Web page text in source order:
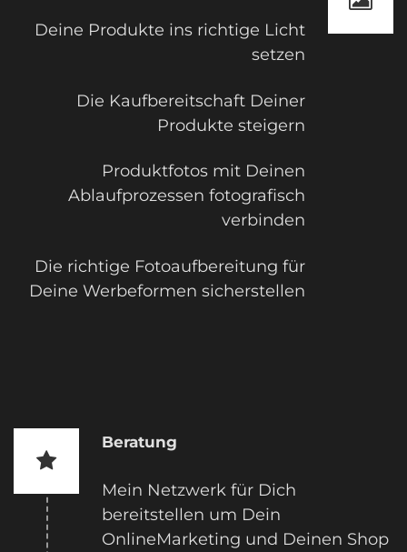
Deine Produkte ins richtige Licht
setzen
Die Kaufbereitschaft Deiner
Produkte steigern
Produktfotos mit Deinen
Ablaufprozessen fotografisch
verbinden
Die richtige Fotoaufbereitung für
Deine Werbeformen sicherstellen
Beratung
Mein Netzwerk für Dich
bereitstellen um Dein
OnlineMarketing und Deinen Shop